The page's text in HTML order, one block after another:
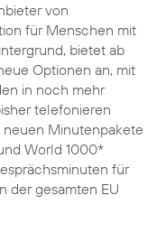
von
für Menschen mit
bietet ab
Optionen an, mit
in noch mehr
telefonieren
neuen Minutenpakete
World 1000*
für
der gesamten EU